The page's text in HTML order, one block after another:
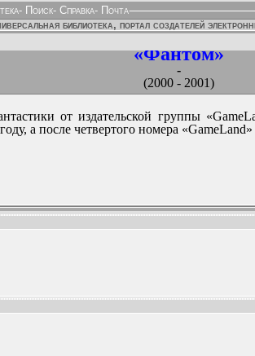
- Поиск- Справка- Почта
библиотека, портал создателей
«Фантом»
-
(2000 - 2001)
от издательской группы
а после четвертого номера